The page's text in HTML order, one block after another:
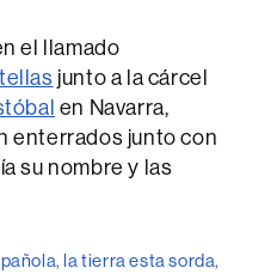
el llamado
junto a la cárcel
en Navarra,
enterrados junto con
su nombre y las
,la tierra esta sorda,